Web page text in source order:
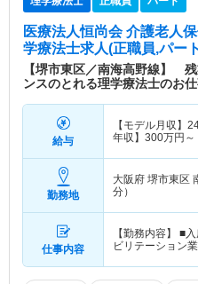
医療法人恒尚会 介護老人
学療法士求人(正職員,パー
【堺市東区／南海高野線】
ンスのとれる理学療法士のお
給与
【モデル月収】
年収】 300万円～
勤務地
大阪府 堺市東区
分）
仕事内容
【勤務内容】 ■